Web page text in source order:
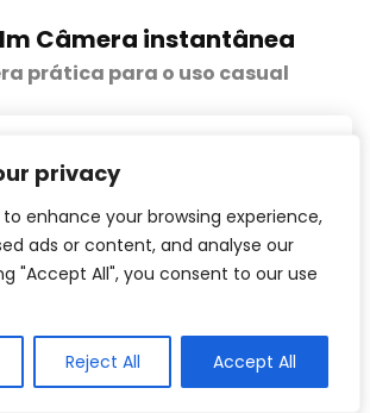
privacy
enhance your browsing experience,
ads or content, and analyse our
"Accept All", you consent to our use
Reject All Accept All
Câmera instantânea
prática para o uso casual